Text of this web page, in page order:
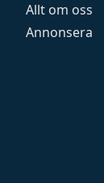
Allt om oss
Annonsera